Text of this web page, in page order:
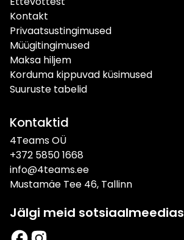
Kontakt
Privaatsustingimused
Müügitingimused
Maksa hiljem
Korduma kippuvad küsimused
Suuruste tabelid
Kontaktid
4Teams OÜ
+372 5850 1668
info@4teams.ee
Mustamäe Tee 46, Tallinn
Jälgi meid sotsiaalmeedias